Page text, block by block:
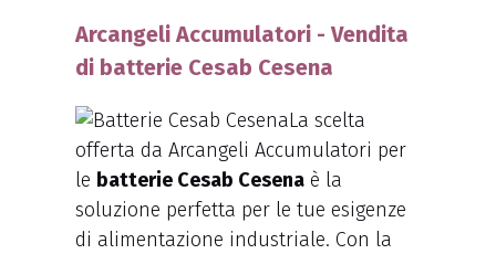
Arcangeli Accumulatori - Vendita
di batterie Cesab Cesena
La scelta
offerta da Arcangeli Accumulatori per
le batterie Cesab Cesena è la
soluzione perfetta per le tue esigenze
di alimentazione industriale. Con la